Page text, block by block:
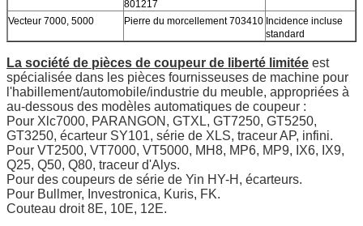
801217
Vecteur 7000, 5000
Pierre du morcellement 703410 Incidence incluse
standard
La société de pièces de coupeur de liberté limitée est
spécialisée dans les pièces fournisseuses de machine pour
l'habillement/automobile/industrie du meuble, appropriées à
au-dessous des modèles automatiques de coupeur :
Pour Xlc7000, PARANGON, GTXL, GT7250, GT5250,
GT3250, écarteur SY101, série de XLS, traceur AP, infini.
Pour VT2500, VT7000, VT5000, MH8, MP6, MP9, IX6, IX9,
Q25, Q50, Q80, traceur d'Alys.
Pour des coupeurs de série de Yin HY-H, écarteurs.
Pour Bullmer, Investronica, Kuris, FK.
Couteau droit 8E, 10E, 12E.